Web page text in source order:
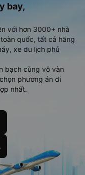
bay,
với hơn 3000+ nhà
quốc, tất cả hãng
xe du lịch phủ
bạch cùng vô vàn
phương án di
nhất.